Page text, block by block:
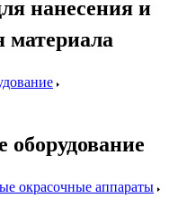
нанесения и
материала
оборудование
окрасочные аппараты